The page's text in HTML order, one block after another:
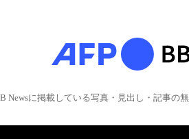
Newsに掲載している写真・見出し・記事の